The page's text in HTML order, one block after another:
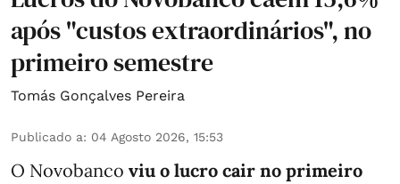
após "custos extraordinários", no
primeiro semestre
Tomás Gonçalves Pereira
Publicado a: 04 Agosto 2026, 15:53
O Novobanco viu o lucro cair no primeiro